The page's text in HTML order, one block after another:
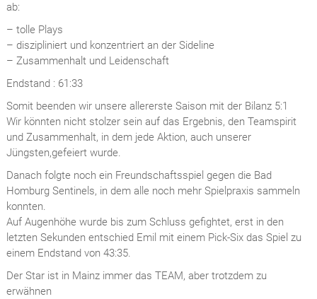
ab:
– tolle Plays
– diszipliniert und konzentriert an der Sideline
– Zusammenhalt und Leidenschaft
Endstand : 61:33
Somit beenden wir unsere allererste Saison mit der Bilanz 5:1
Wir könnten nicht stolzer sein auf das Ergebnis, den Teamspirit
und Zusammenhalt, in dem jede Aktion, auch unserer
Jüngsten,gefeiert wurde.
Danach folgte noch ein Freundschaftsspiel gegen die Bad
Homburg Sentinels, in dem alle noch mehr Spielpraxis sammeln
konnten.
Auf Augenhöhe wurde bis zum Schluss gefightet, erst in den
letzten Sekunden entschied Emil mit einem Pick-Six das Spiel zu
einem Endstand von 43:35.
Der Star ist in Mainz immer das TEAM, aber trotzdem zu
erwähnen